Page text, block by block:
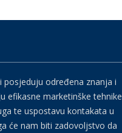
posjeduju određena znanja i
efikasne marketinške tehnike
te uspostavu kontakata u
će nam biti zadovoljstvo da